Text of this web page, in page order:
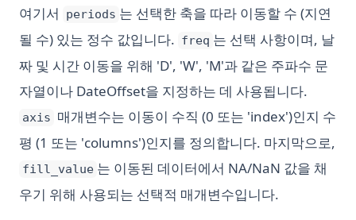
여기서 periods 는 선택한 축을 따라 이동할 수 (지연
될 수) 있는 정수 값입니다. freq 는 선택 사항이며, 날
짜 및 시간 이동을 위해 'D', 'W', 'M'과 같은 주파수 문
자열이나 DateOffset을 지정하는 데 사용됩니다.
axis 매개변수는 이동이 수직 (0 또는 'index')인지 수
평 (1 또는 'columns')인지를 정의합니다. 마지막으로,
fill_value 는 이동된 데이터에서 NA/NaN 값을 채
우기 위해 사용되는 선택적 매개변수입니다.